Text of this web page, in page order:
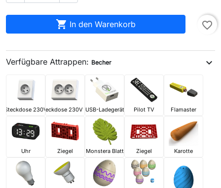
 In den Warenkorb favorite_border
Verfügbare Attrappen: Becher expand_more
Steckdose 230VSteckdose 230V x2USB-Ladegerät Pilot TV Flamaster
Uhr Ziegel Monstera Blatt Ziegel Karotte